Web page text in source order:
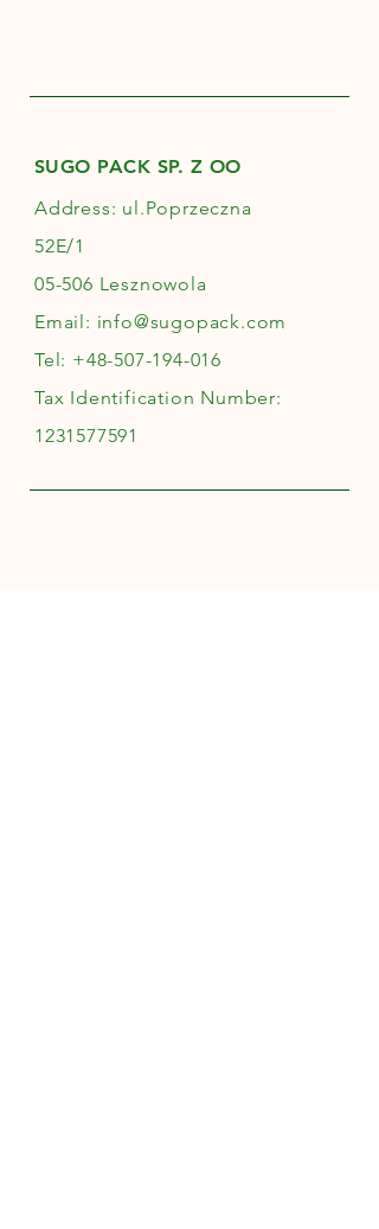
SUGO PACK SP. Z OO
Address: ul.Poprzeczna
52E/1
05-506 Lesznowola
Email: info@sugopack.com
Tel: +48-507-194-016
Tax Identification Number:
1231577591